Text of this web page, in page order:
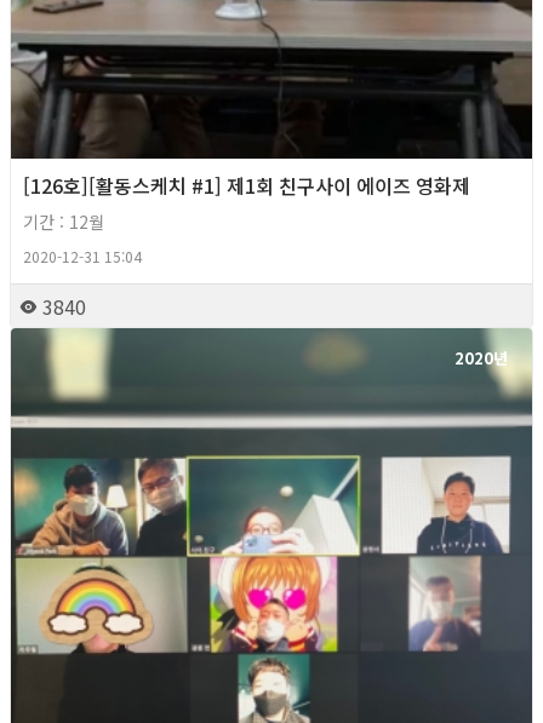
[126호][활동스케치 #1] 제1회 친구사이 에이즈 영화제
기간 : 12월
2020-12-31 15:04
3840
2020년